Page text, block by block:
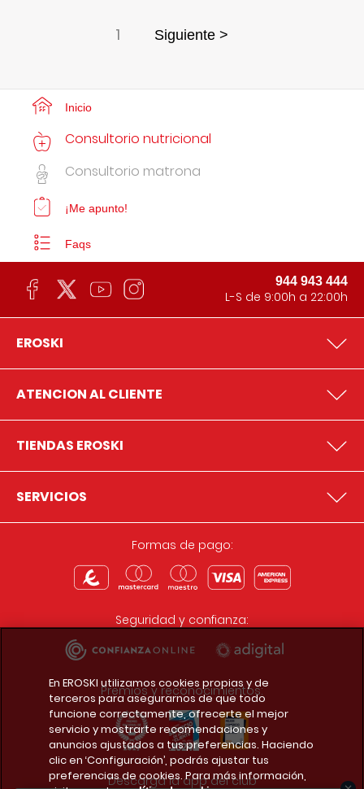
1 Siguiente >
Inicio
Consultorio nutricional
Consultorio matrona
¡Me apunto!
Faqs
944 943 444
L-S de 9:00h a 22:00h
EROSKI
ATENCION AL CLIENTE
TIENDAS EROSKI
SERVICIOS
Formas de pago:
Seguridad y confianza:
Premios y reconocimientos:
Descarga la app del club
En EROSKI utilizamos cookies propias y de
terceros para asegurarnos de que todo
funcione correctamente, ofrecerte el mejor
servicio y mostrarte recomendaciones y
anuncios ajustados a tus preferencias. Haciendo
clic en ‘Configuración’, podrás ajustar tus
preferencias de cookies. Para más información,